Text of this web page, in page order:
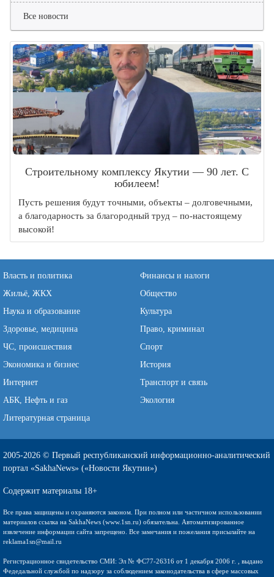
Все новости
Строительному комплексу Якутии — 90 лет. С
юбилеем!
Пусть решения будут точными, объекты – долговечными,
а благодарность за благородный труд – по-настоящему
высокой!
Власть и политика
Финансы и налоги
Жильё, ЖКХ
Общество
Наука и образование
Культура
Здоровье, медицина
Право, криминал
ЧС, происшествия
Спорт
Экономика и бизнес
История
Интернет
Транспорт и связь
АБК, Нефть и газ
Экология
Литературная страница
2005-2026 © Первый республиканский информационно-аналитический
портал «SakhaNews» («Новости Якутии»)
Содержит материалы 18+
Все права защищены и охраняются законом. При полном или частичном использовании
материалов ссылка на SakhaNews (www.1sn.ru) обязательна. Автоматизированное
извлечение информации сайта запрещено. Все замечания и пожелания присылайте на
reklama1sn@mail.ru
Регистрационное свидетельство СМИ: Эл № ФС77-26316 от 1 декабря 2006 г. , выдано
Федедальной службой по надзору за соблюдением законодательства в сфере массовых